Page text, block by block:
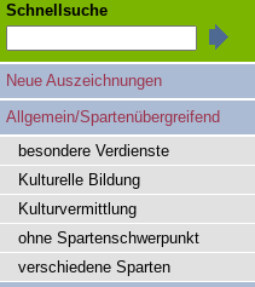
Schnellsuche
Neue Auszeichnungen
Allgemein/Spartenübergreifend
besondere Verdienste
Kulturelle Bildung
Kulturvermittlung
ohne Spartenschwerpunkt
verschiedene Sparten